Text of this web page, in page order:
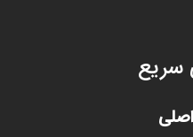
سریع